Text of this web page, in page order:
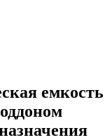
емкость